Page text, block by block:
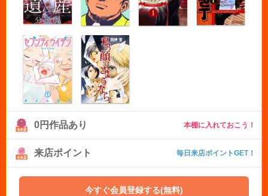
0円作品あり 本棚に入れておこう！
来店ポイント 毎日来店ポイントGET！
今すぐ会員登録する(無料)